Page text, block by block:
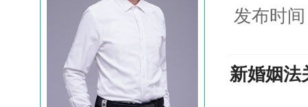
发布时
新婚姻法